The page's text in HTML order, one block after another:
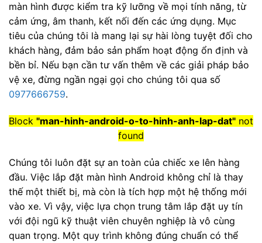
màn hình được kiểm tra kỹ lưỡng về mọi tính năng, từ
cảm ứng, âm thanh, kết nối đến các ứng dụng. Mục
tiêu của chúng tôi là mang lại sự hài lòng tuyệt đối cho
khách hàng, đảm bảo sản phẩm hoạt động ổn định và
bền bỉ. Nếu bạn cần tư vấn thêm về các giải pháp bảo
vệ xe, đừng ngần ngại gọi cho chúng tôi qua số
0977666759.
Block "man-hinh-android-o-to-hinh-anh-lap-dat" not
found
Chúng tôi luôn đặt sự an toàn của chiếc xe lên hàng
đầu. Việc lắp đặt màn hình Android không chỉ là thay
thế một thiết bị, mà còn là tích hợp một hệ thống mới
vào xe. Vì vậy, việc lựa chọn trung tâm lắp đặt uy tín
với đội ngũ kỹ thuật viên chuyên nghiệp là vô cùng
quan trọng. Một quy trình không đúng chuẩn có thể